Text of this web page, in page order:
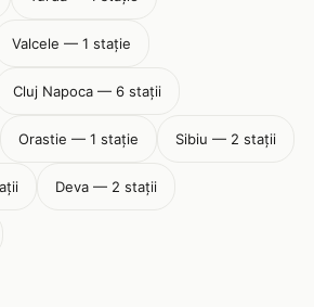
Valcele — 1 stație
Cluj Napoca — 6 stații
Orastie — 1 stație Sibiu — 2 stații
Deva — 2 stații